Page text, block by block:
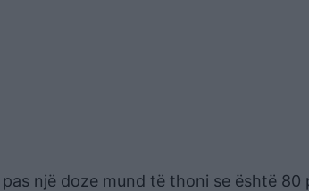
një doze mund të thoni se është